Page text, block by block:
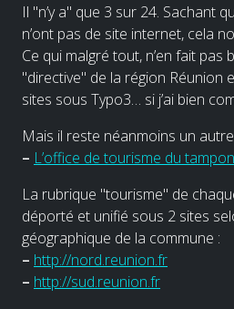
Il "n’y a" que 3 sur 24. Sachant
n’ont pas de site internet, cela
Ce qui malgré tout, n’en fait pas
"directive" de la région Réunion
sites sous Typo3… si j’ai bien
Mais il reste néanmoins un
– L’office de tourisme du tampon
La rubrique "tourisme" de
déporté et unifié sous 2 sites
géographique de la commune :
– http://nord.reunion.fr
– http://sud.reunion.fr